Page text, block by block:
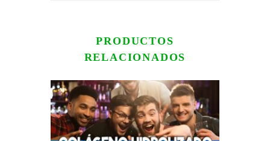
PRODUCTOS
RELACIONADOS